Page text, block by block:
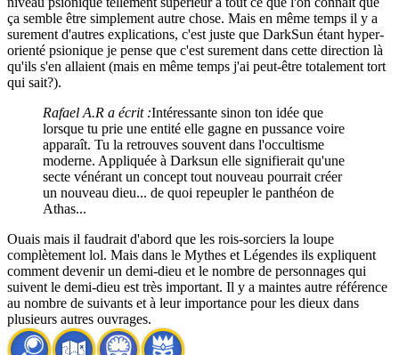
ça semble être simplement autre chose. Mais en même temps il y a
surement d'autres explications, c'est juste que DarkSun étant hyper-
orienté psionique je pense que c'est surement dans cette direction là
qu'ils s'en allaient (mais en même temps j'ai peut-être totalement tort
qui sait?).
Rafael A.R a écrit :Intéressante sinon ton idée que
lorsque tu prie une entité elle gagne en pussance voire
apparaît. Tu la retrouves souvent dans l'occultisme
moderne. Appliquée à Darksun elle signifierait qu'une
secte vénérant un concept tout nouveau pourrait créer
un nouveau dieu... de quoi repeupler le panthéon de
Athas...
Ouais mais il faudrait d'abord que les rois-sorciers la loupe
complètement lol. Mais dans le Mythes et Légendes ils expliquent
comment devenir un demi-dieu et le nombre de personnages qui
suivent le demi-dieu est très important. Il y a maintes autre référence
au nombre de suivants et à leur importance pour les dieux dans
plusieurs autres ouvrages.